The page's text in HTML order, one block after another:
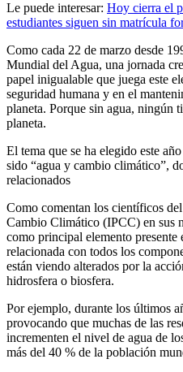
Le puede interesar: Hoy cierra el
estudiantes siguen sin matrícula
Como cada 22 de marzo desde
Mundial del Agua, una jornada
papel inigualable que juega este
seguridad humana y en el
planeta. Porque sin agua, ningún
planeta.
El tema que se ha elegido este
sido “agua y cambio climático”,
relacionados
Como comentan los científicos
Cambio Climático (IPCC) en sus
como principal elemento presente
relacionada con todos los
están viendo alterados por la
hidrosfera o biosfera.
Por ejemplo, durante los últimos
provocando que muchas de las
incrementen el nivel de agua de
más del 40 % de la población